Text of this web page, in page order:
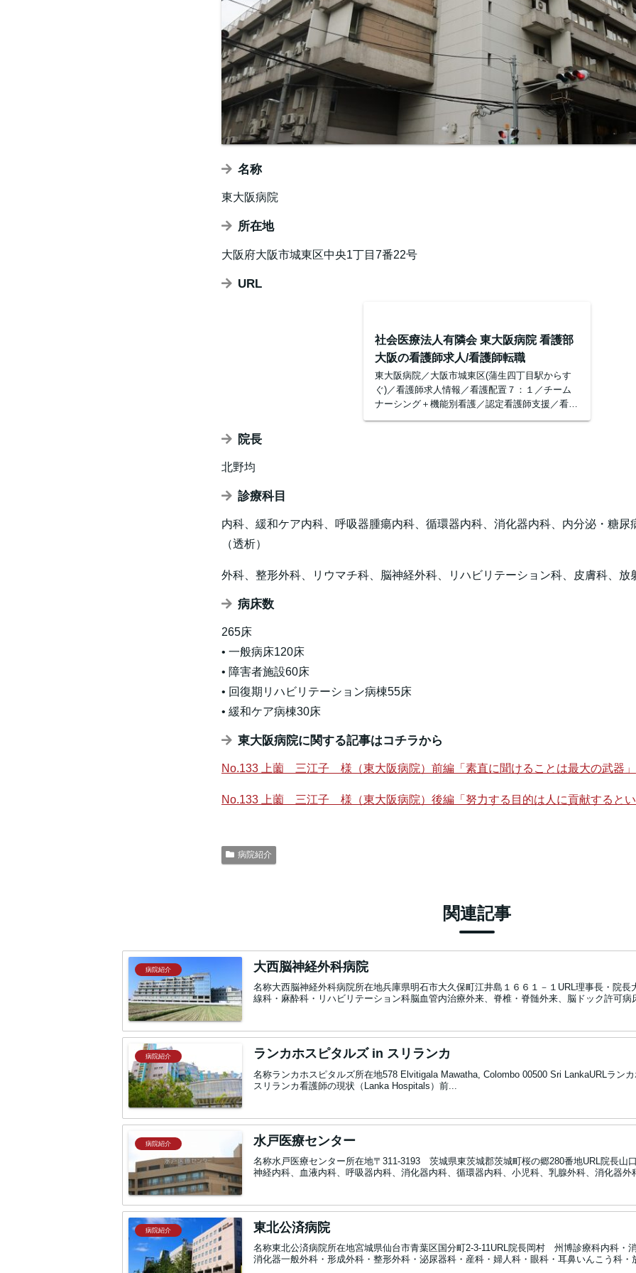
名称
東大阪病院
所在地
大阪府大阪市城東区中央1丁目7番22号
URL
社会医療法人有隣会 東大阪病院 看護部
大阪の看護師求人/看護師転職
東大阪病院／大阪市城東区(蒲生四丁目駅からす
ぐ)／看護師求人情報／看護配置７：１／チーム
ナーシング＋機能別看護／認定看護師支援／看護
院長
北野均
診療科目
内科、緩和ケア内科、呼吸器腫瘍内科、循環器内科、消化器内科、内分泌・糖尿
（透析）
外科、整形外科、リウマチ科、脳神経外科、リハビリテーション科、皮膚科、放
病床数
265床
• 一般病床120床
• 障害者施設60床
• 回復期リハビリテーション病棟55床
• 緩和ケア病棟30床
東大阪病院に関する記事はコチラから
No.133 上薗 三江子 様（東大阪病院）前編「素直に聞けることは最大の武器」
No.133 上薗 三江子 様（東大阪病院）後編「努力する目的は人に貢献するとい
病院紹介
関連記事
病院紹介 大西脳神経外科病院
名称大西脳神経外科病院所在地兵庫県明石市大久保町江井島１６６１－１URL理事長・院
線科・麻酔科・リハビリテーション科脳血管内治療外来、脊椎・脊髄外来、脳ドック許可
病院紹介 ランカホスピタルズ in スリランカ
名称ランカホスピタルズ所在地578 Elvitigala Mawatha, Colombo 00500 Sri LankaURLラン
スリランカ看護師の現状（Lanka Hospitals）前...
病院紹介 水戸医療センター
名称水戸医療センター所在地〒311-3193 茨城県東茨城郡茨城町桜の郷280番地URL院長山
神経内科、血液内科、呼吸器内科、消化器内科、循環器内科、小児科、乳腺外科、消化器外
病院紹介 東北公済病院
名称東北公済病院所在地宮城県仙台市青葉区国分町2-3-11URL院長岡村 州博診療科内科・
消化器一般外科・形成外科・整形外科・泌尿器科・産科・婦人科・眼科・耳鼻いんこう科